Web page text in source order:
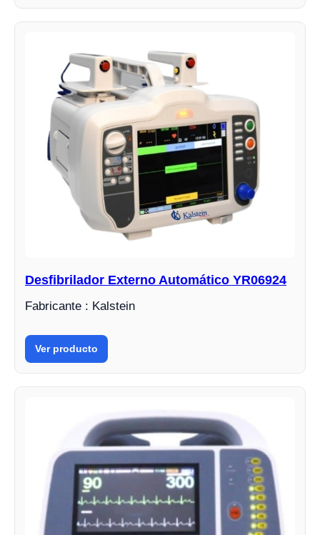
Desfibrilador Externo Automático YR06924
Fabricante : Kalstein
Ver producto